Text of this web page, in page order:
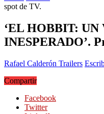
spot de TV.
‘EL HOBBIT: UN
INESPERADO’.
Rafael Calderón Trailers
Compartir
Facebook
Twitter